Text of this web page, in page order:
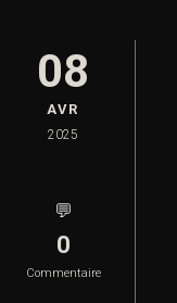
08
AVR
2025
💬
0
Commentaire